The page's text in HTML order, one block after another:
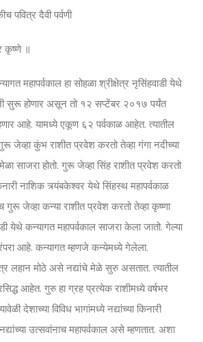
पवित्र दैवी पर्वणी
कृष्णे ॥
महापर्वकाल हा सोहळा श्रीक्षेत्र नृसिंहवाडी येथे
होणार असून तो १२ सप्टेंबर २०१७ पर्यंत
आहे. यामध्ये एकूण ६२ पर्वकाळ आहेत. त्यातील
जेव्हा कुंभ राशीत प्रवेश करतो तेव्हा गंगा नदीच्या
साजरा होतो. गुरू जेव्हा सिंह राशीत प्रवेश करतो
नाशिक त्र्यंबकेश्वर येथे सिंहस्थ महापर्वकाळ
गुरू जेव्हा कन्या राशीत प्रवेश करतो तेव्हा कृष्णा
येथे कन्यागत महापर्वकाल साजरा केला जातो. गेल्या
परंपरा आहे. कन्यागत म्हणजे कन्येमध्ये गेलेला.
लहान मोठे असे नद्यांचे मेळे सुरु असतात. त्यातील
आहेत. गुरु हा ग्रह प्रत्येक राशीमध्ये वर्षभर
देशाच्या विविध भागांमध्ये नद्यांच्या किनारी
उत्सवांनाच महापर्वकाल असे म्हणतात. अशा